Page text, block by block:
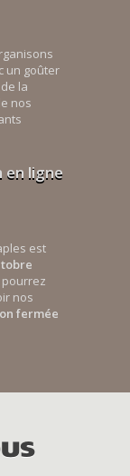
un goûter
la
nos
ligne
est
pourrez
nos
fermée